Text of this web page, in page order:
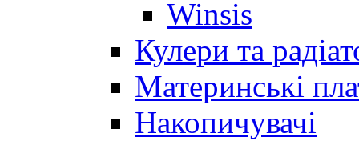
Winsis
Кулери та
Материнські
Накопичувачі